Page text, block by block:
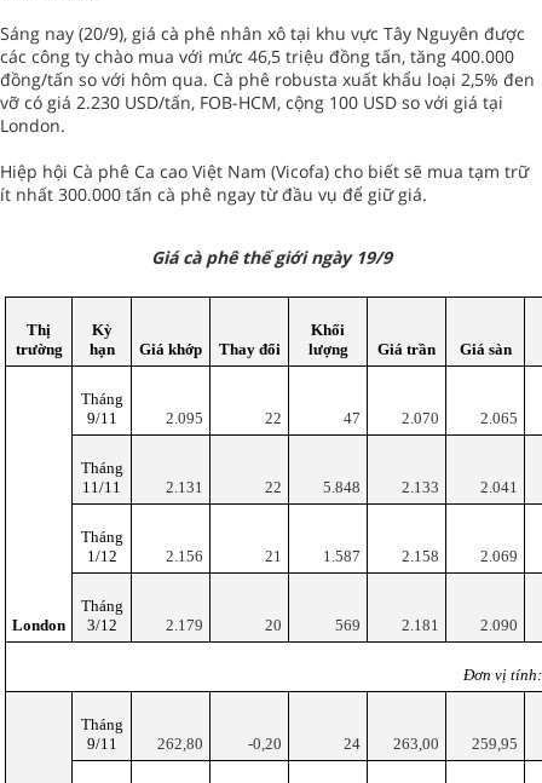
Sáng nay (20/9), giá cà phê nhân xô tại khu vực Tây Nguyên được
các công ty chào mua với mức 46,5 triệu đồng tấn, tăng 400.000
đồng/tấn so với hôm qua. Cà phê robusta xuất khẩu loại 2,5% đen
vỡ có giá 2.230 USD/tấn, FOB-HCM, cộng 100 USD so với giá tại
London.
Hiệp hội Cà phê Ca cao Việt Nam (Vicofa) cho biết sẽ mua tạm trữ
ít nhất 300.000 tấn cà phê ngay từ đầu vụ để giữ giá.
Giá cà phê thế giới ngày 19/9
Thị
trường
Kỳ
hạn
Giá khớp Thay đổi
Khối
lượng
Giá trần Giá sàn
London
Tháng
9/11
2.095 22 47 2.070 2.065
Tháng
11/11
2.131 22 5.848 2.133 2.041
Tháng
1/12
2.156 21 1.587 2.158 2.069
Tháng
3/12
2.179 20 569 2.181 2.090
Đơn vị
Tháng
9/11
262,80 -0,20 24 263,00 259,95